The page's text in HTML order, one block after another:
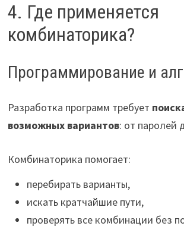
4. Где применяется
комбинаторика?
Программирование и
Разработка программ требует
возможных вариантов: от паролей
Комбинаторика помогает:
перебирать варианты,
искать кратчайшие пути,
проверять все комбинации без